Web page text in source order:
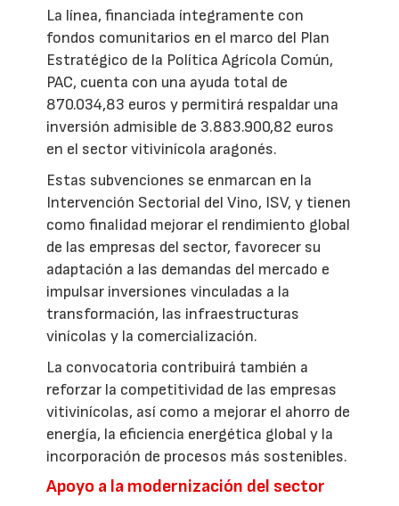
La línea, financiada íntegramente con
fondos comunitarios en el marco del Plan
Estratégico de la Política Agrícola Común,
PAC, cuenta con una ayuda total de
870.034,83 euros y permitirá respaldar una
inversión admisible de 3.883.900,82 euros
en el sector vitivinícola aragonés.
Estas subvenciones se enmarcan en la
Intervención Sectorial del Vino, ISV, y tienen
como finalidad mejorar el rendimiento global
de las empresas del sector, favorecer su
adaptación a las demandas del mercado e
impulsar inversiones vinculadas a la
transformación, las infraestructuras
vinícolas y la comercialización.
La convocatoria contribuirá también a
reforzar la competitividad de las empresas
vitivinícolas, así como a mejorar el ahorro de
energía, la eficiencia energética global y la
incorporación de procesos más sostenibles.
Apoyo a la modernización del sector